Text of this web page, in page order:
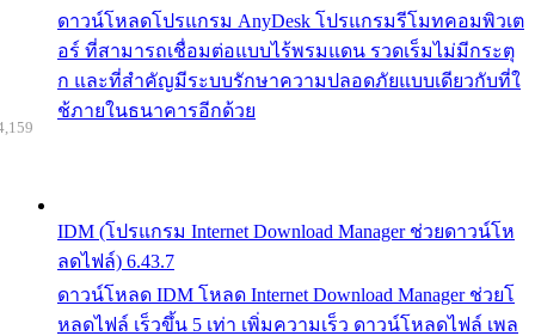
ดาวน์โหลดโปรแกรม AnyDesk โปรแกรมรีโมทคอมพิวเต
อร์ ที่สามารถเชื่อมต่อแบบไร้พรมแดน รวดเร็มไม่มีกระตุ
ก และที่สำคัญมีระบบรักษาความปลอดภัยแบบเดียวกับที่ใ
ช้ภายในธนาคารอีกด้วย
IDM (โปรแกรม Internet Download Manager ช่วยดาวน์โห
ลดไฟล์) 6.43.7
ดาวน์โหลด IDM โหลด Internet Download Manager ช่วยโ
หลดไฟล์ เร็วขึ้น 5 เท่า เพิ่มความเร็ว ดาวน์โหลดไฟล์ เพล